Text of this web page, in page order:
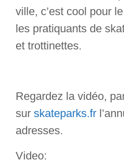
ville, c’est cool pour
les pratiquants de
et trottinettes.
Regardez la vidéo,
sur skateparks.fr
adresses.
Video: